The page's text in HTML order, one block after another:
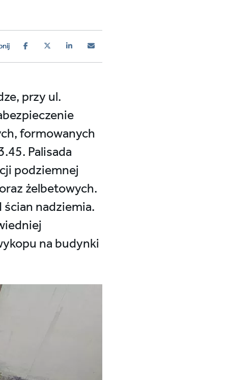
przy ul.
formowanych
Palisada
podziemnej
żelbetowych.
nadziemia.
na budynki